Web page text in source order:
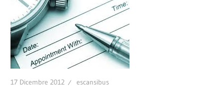
17 Dicembre 2012 escansibus